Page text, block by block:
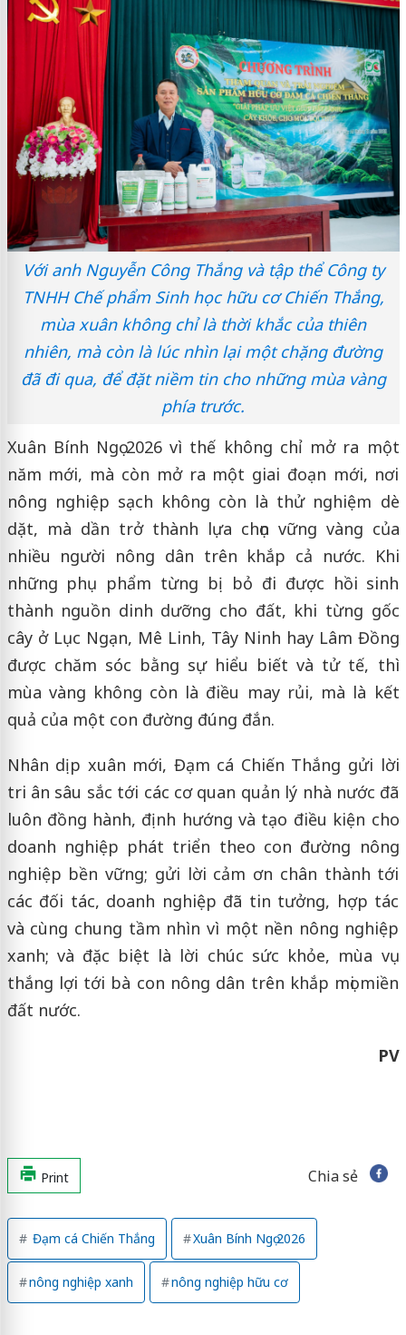
Với anh Nguyễn Công Thắng và tập thể Công ty
TNHH Chế phẩm Sinh học hữu cơ Chiến Thắng,
mùa xuân không chỉ là thời khắc của thiên
nhiên, mà còn là lúc nhìn lại một chặng đường
đã đi qua, để đặt niềm tin cho những mùa vàng
phía trước.
Xuân Bính Ngọ 2026 vì thế không chỉ mở ra một
năm mới, mà còn mở ra một giai đoạn mới, nơi
nông nghiệp sạch không còn là thử nghiệm dè
dặt, mà dần trở thành lựa chọn vững vàng của
nhiều người nông dân trên khắp cả nước. Khi
những phụ phẩm từng bị bỏ đi được hồi sinh
thành nguồn dinh dưỡng cho đất, khi từng gốc
cây ở Lục Ngạn, Mê Linh, Tây Ninh hay Lâm Đồng
được chăm sóc bằng sự hiểu biết và tử tế, thì
mùa vàng không còn là điều may rủi, mà là kết
quả của một con đường đúng đắn.
Nhân dịp xuân mới, Đạm cá Chiến Thắng gửi lời
tri ân sâu sắc tới các cơ quan quản lý nhà nước đã
luôn đồng hành, định hướng và tạo điều kiện cho
doanh nghiệp phát triển theo con đường nông
nghiệp bền vững; gửi lời cảm ơn chân thành tới
các đối tác, doanh nghiệp đã tin tưởng, hợp tác
và cùng chung tầm nhìn vì một nền nông nghiệp
xanh; và đặc biệt là lời chúc sức khỏe, mùa vụ
thắng lợi tới bà con nông dân trên khắp mọi miền
đất nước.
PV
Print Chia sẻ
Đạm cá Chiến Thắng Xuân Bính Ngọ 2026
nông nghiệp xanh nông nghiệp hữu cơ